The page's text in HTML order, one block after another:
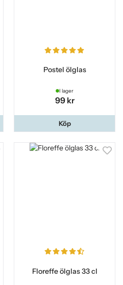
Postel ölglas
I lager
99 kr
Köp
Floreffe ölglas 33 cl